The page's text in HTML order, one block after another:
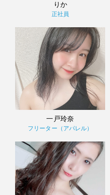
りか
正社員
一戸玲奈
フリーター（アパレル）